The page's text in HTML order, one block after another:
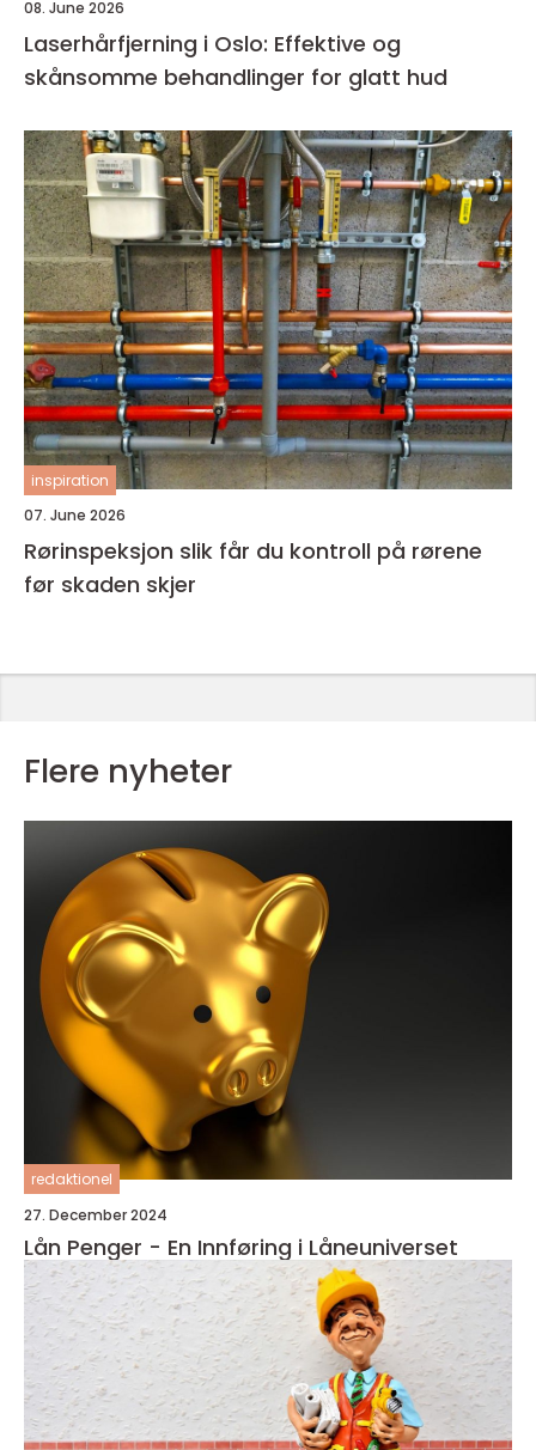
08. June 2026
Laserhårfjerning i Oslo: Effektive og
skånsomme behandlinger for glatt hud
inspiration
07. June 2026
Rørinspeksjon slik får du kontroll på rørene
før skaden skjer
Flere nyheter
redaktionel
27. December 2024
Lån Penger - En Innføring i Låneuniverset